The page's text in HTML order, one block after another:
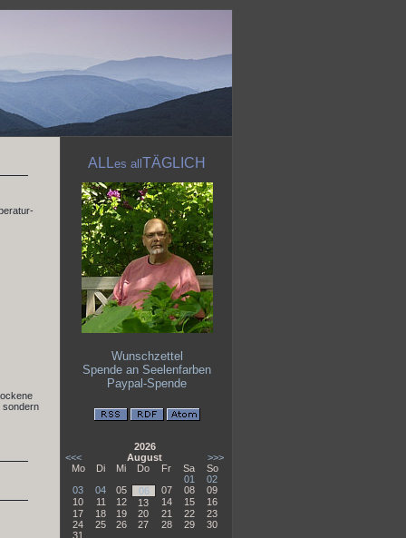
sondern
ALLes all TÄGLICH
Wunschzettel
Spende an Seelenfarben
Paypal-Spende
2026
<<<
August
>>>
Mo
Di Mi Do Fr Sa
So
01
02
03
04 05 06 07 08
09
10
11 12 13 14 15
16
17
18 19 20 21 22
23
24
25 26 27 28 29
30
31